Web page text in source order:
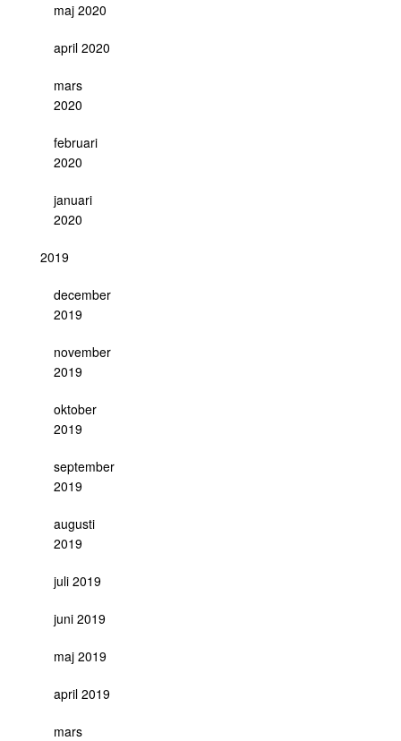
maj 2020
april 2020
mars
2020
februari
2020
januari
2020
2019
december
2019
november
2019
oktober
2019
september
2019
augusti
2019
juli 2019
juni 2019
maj 2019
april 2019
mars